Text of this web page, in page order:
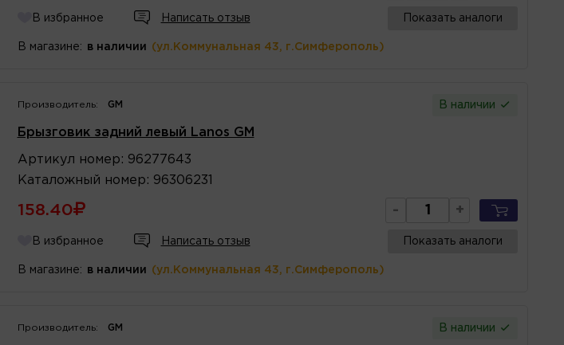
В избранное Написать отзыв Показать аналоги
В магазине: в наличии (ул.Коммунальная 43, г.Симферополь)
Производитель: GM В наличии
Брызговик задний левый Lanos GM
Артикул номер : 96277643
Каталожный номер : 96306231
158.40 - +
В избранное Написать отзыв Показать аналоги
В магазине: в наличии (ул.Коммунальная 43, г.Симферополь)
Производитель: GM В наличии